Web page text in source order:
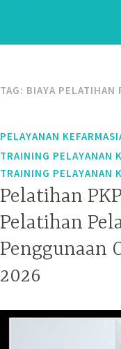
TAG: BIAYA PELATIHAN
PELAYANAN
TRAINING PELAYANAN
TRAINING PELAYANAN
Pelatihan
Pelatihan
Penggunaan
2026